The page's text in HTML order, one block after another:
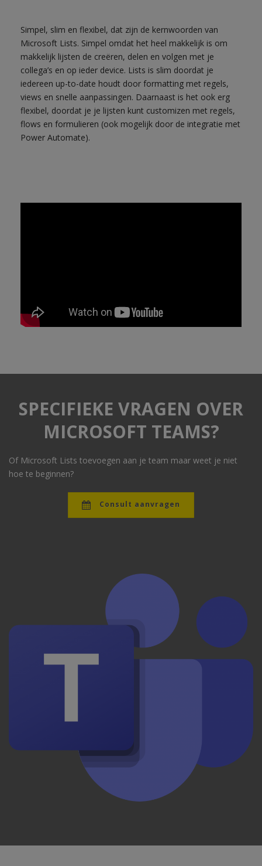
Simpel, slim en flexibel, dat zijn de kernwoorden van
Microsoft Lists. Simpel omdat het heel makkelijk is om
makkelijk lijsten de creëren, delen en volgen met je
collega’s en op ieder device. Lists is slim doordat je
iedereen up-to-date houdt door formatting met regels,
views en snelle aanpassingen. Daarnaast is het ook erg
flexibel, doordat je je lijsten kunt customizen met regels,
flows en formulieren (ook mogelijk door de integratie met
Power Automate).
SPECIFIEKE VRAGEN OVER
MICROSOFT TEAMS?
Of Microsoft Lists toevoegen aan je team maar weet je niet
hoe te beginnen?
Consult aanvragen